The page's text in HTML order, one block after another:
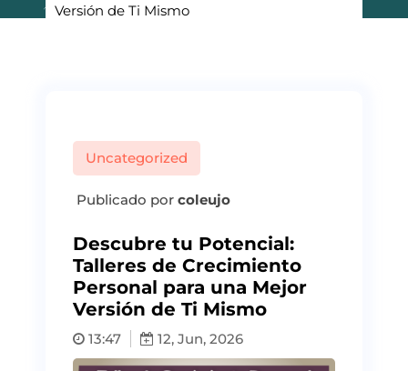
Versión de Ti Mismo
Uncategorized
Publicado por coleujo
Descubre tu Potencial:
Talleres de Crecimiento
Personal para una Mejor
Versión de Ti Mismo
13:47 12, Jun, 2026